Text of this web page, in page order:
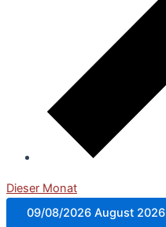
Dieser Monat
09/08/2026 August 2026